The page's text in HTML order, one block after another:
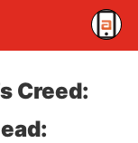
Creed: